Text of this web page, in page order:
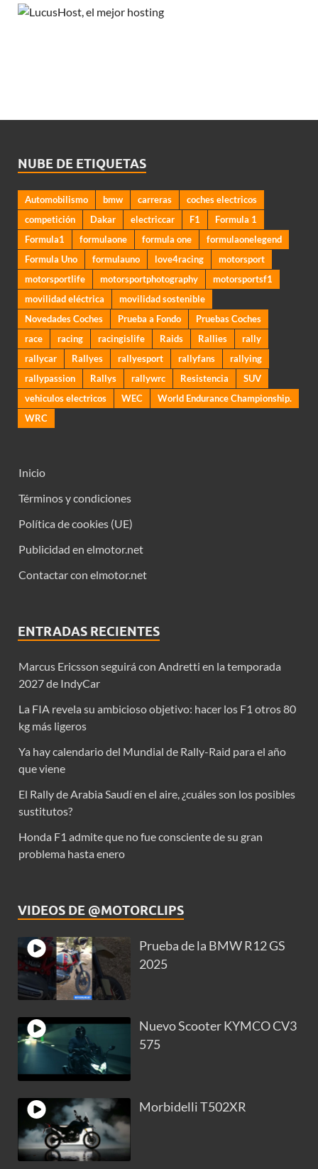
NUBE DE ETIQUETAS
Automobilismo bmw carreras
coches electricos
competición
Dakar electriccar F1
Formula 1
Formula1
formulaone formula one
formulaonelegend
Formula Uno
formulauno love4racing
motorsport
motorsportlife
motorsportphotography
motorsportsf1
movilidad eléctrica
movilidad sostenible
Novedades Coches
Prueba a Fondo
Pruebas Coches
race
racing racingislife Raids Rallies
rally
rallycar
Rallyes rallyesport rallyfans
rallying
rallypassion
Rallys rallywrc Resistencia
SUV
vehiculos electricos
WEC
World Endurance Championship.
WRC
Inicio
Términos y condiciones
Política de cookies (UE)
Publicidad en elmotor.net
Contactar con elmotor.net
ENTRADAS RECIENTES
Marcus Ericsson seguirá con Andretti en la temporada
2027 de IndyCar
La FIA revela su ambicioso objetivo: hacer los F1 otros 80
kg más ligeros
Ya hay calendario del Mundial de Rally-Raid para el año
que viene
El Rally de Arabia Saudí en el aire, ¿cuáles son los posibles
sustitutos?
Honda F1 admite que no fue consciente de su gran
problema hasta enero
VIDEOS DE @MOTORCLIPS
Prueba de la BMW R12 GS
2025
Nuevo Scooter KYMCO CV3
575
Morbidelli T502XR